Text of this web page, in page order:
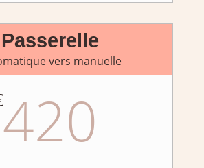
Passerelle
vers manuelle
420